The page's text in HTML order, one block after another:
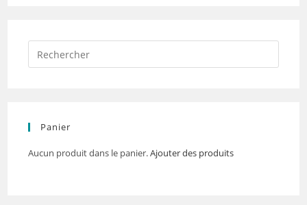
Panier
Aucun produit dans le panier.Ajouter des produits